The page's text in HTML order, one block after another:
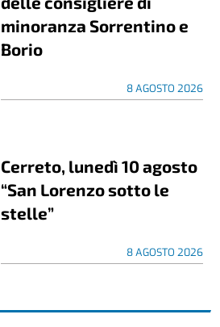
minoranza Sorrentino e
Borio
8 AGOSTO 2026
Cerreto, lunedì 10 agosto
“San Lorenzo sotto le
stelle”
8 AGOSTO 2026